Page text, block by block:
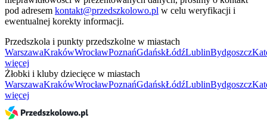
pod adresem kontakt@przedszkolowo.pl w celu weryfikacji i
ewentualnej korekty informacji.
Przedszkola i punkty przedszkolne w miastach
WarszawaKrakówWrocławPoznańGdańskŁódźLublinBydgoszcz
więcej
Żłobki i kluby dziecięce w miastach
WarszawaKrakówWrocławPoznańGdańskŁódźLublinBydgoszcz
więcej